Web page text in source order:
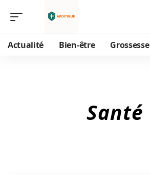
Actualité Bien-être Grossesse
Santé